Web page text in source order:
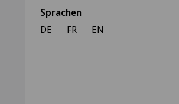
Sprachen
DE
FR EN